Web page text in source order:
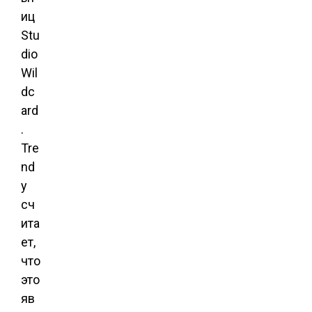
иц
Stu
dio
Wil
dc
ard
.
Tre
nd
y
сч
ита
ет,
что
это
яв